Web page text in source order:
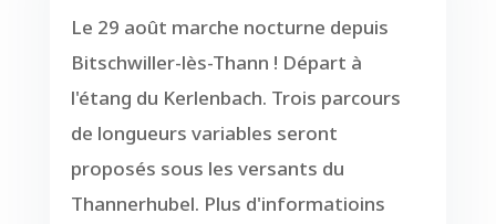
Le 29 août marche nocturne depuis
Bitschwiller-lès-Thann ! Départ à
l'étang du Kerlenbach. Trois parcours
de longueurs variables seront
proposés sous les versants du
Thannerhubel. Plus d'informatioins